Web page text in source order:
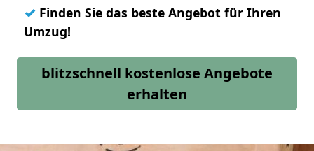
✓ Finden Sie das beste Angebot für Ihren
Umzug!
blitzschnell kostenlose Angebote
erhalten